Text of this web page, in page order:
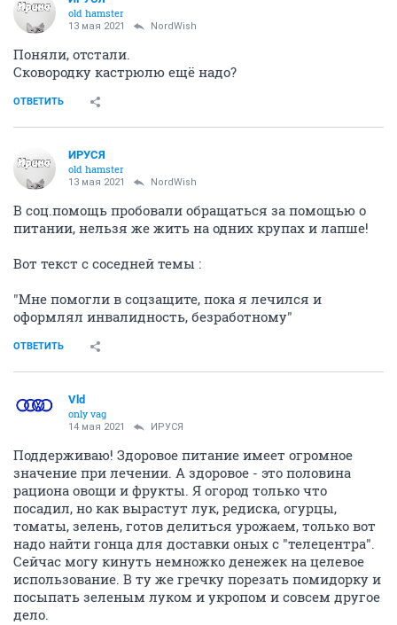
old hamster
13 мая 2021 NordWish
Поняли, отстали.
Сковородку кастрюлю ещё надо?
ОТВЕТИТЬ
ИРУСЯ
old hamster
13 мая 2021 NordWish
В соц.помощь пробовали обращаться за помощью о
питании, нельзя же жить на одних крупах и лапше!
Вот текст с соседней темы :
"Мне помогли в соцзащите, пока я лечился и
оформлял инвалидность, безработному"
ОТВЕТИТЬ
Vld
only vag
14 мая 2021 ИРУСЯ
Поддерживаю! Здоровое питание имеет огромное
значение при лечении. А здоровое - это половина
рациона овощи и фрукты. Я огород только что
посадил, но как вырастут лук, редиска, огурцы,
томаты, зелень, готов делиться урожаем, только вот
надо найти гонца для доставки оных с "телецентра".
Сейчас могу кинуть немножко денежек на целевое
использование. В ту же гречку порезать помидорку и
посыпать зеленым луком и укропом и совсем другое
дело.